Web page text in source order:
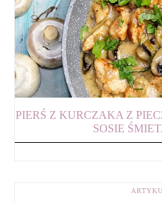
PIERŚ Z KURCZAKA Z
SOSIE